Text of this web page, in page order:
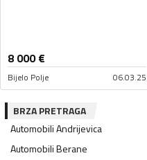
8 000€
Bijelo Polje 06.03.25
BRZA PRETRAGA
AutomobiliAndrijevica
AutomobiliBerane